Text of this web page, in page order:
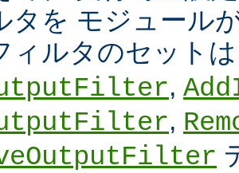
タを モジュール
ィルタのセット
,
,